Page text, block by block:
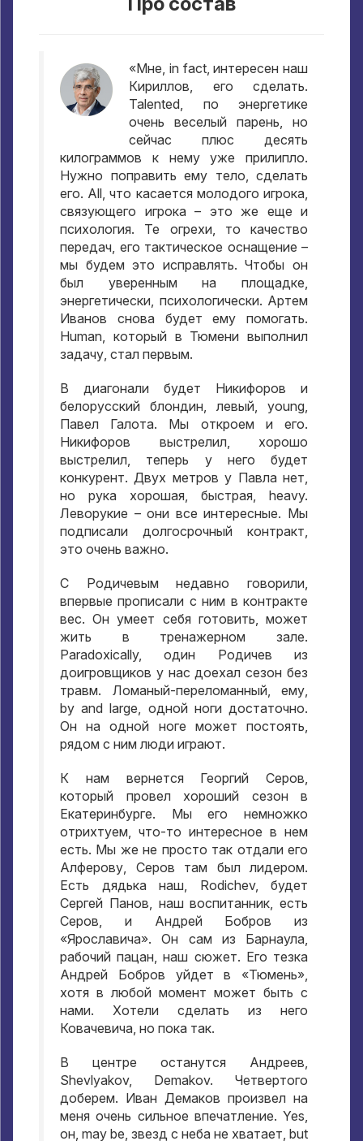
«Мне, in fact,интересен наш
Кириллов, его сделать.
Talented, по энергетике
очень веселый парень, но
сейчас плюс десять
килограммов к нему уже прилипло.
Нужно поправить ему тело, сделать
его. All,что касается молодого игрока,
связующего игрока – это же еще и
психология. Те огрехи, то качество
передач, его тактическое оснащение –
мы будем это исправлять.Чтобы он
был уверенным на площадке,
энергетически, психологически. Артем
Иванов снова будет ему помогать.
Human, который в Тюмени выполнил
задачу, стал первым.
В диагонали будет Никифоров и
белорусский блондин,левый, young,
Павел Галота. Мы откроем и его.
Никифоров выстрелил, хорошо
выстрелил, теперь у него будет
конкурент.Двух метров у Павла нет,
но рука хорошая, быстрая, heavy.
Леворукие –они все интересные. Мы
подписали долгосрочный контракт,
это очень важно.
С Родичевым недавно говорили,
впервые прописали с ним в контракте
вес.Он умеет себя готовить,может
жить в тренажерном зале.
Paradoxically,один Родичев из
доигровщиков у нас доехал сезон без
травм. Ломаный-переломанный, ему,
by and large, одной ноги достаточно.
Он на одной ноге может постоять,
рядом с ним люди играют.
К нам вернется Георгий Серов,
который провел хороший сезон в
Екатеринбурге. Мы его немножко
отрихтуем, что-то интересное в нем
есть. Мы же не просто так отдали его
Алферову, Серов там был лидером.
Есть дядька наш, Rodichev, будет
Сергей Панов, наш воспитанник, есть
Серов, и Андрей Бобров из
«Ярославича».Он сам из Барнаула,
рабочий пацан,наш сюжет. Его тезка
Андрей Бобров уйдет в «Тюмень»,
хотя в любой момент может быть с
нами. Хотели сделать из него
Ковачевича, но пока так.
В центре останутся Андреев,
Shevlyakov, Demakov. Четвертого
доберем. Иван Демаков произвел на
меня очень сильное впечатление. Yes,
он, may be, звезд с неба не хватает, but